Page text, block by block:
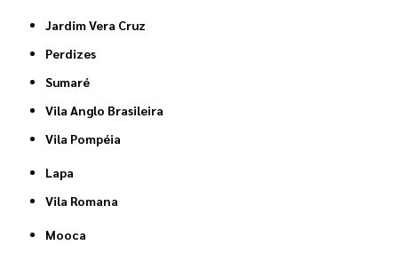
Jardim Vera Cruz
Perdizes
Sumaré
Vila Anglo Brasileira
Vila Pompéia
Lapa
Vila Romana
Mooca